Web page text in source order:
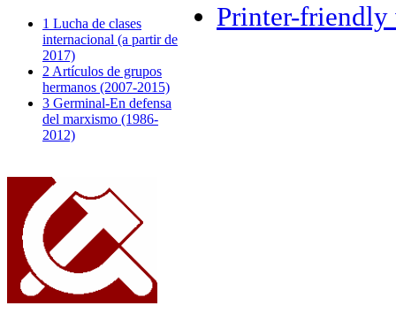
1 Lucha de clases
internacional (a partir de
2017)
2 Artículos de grupos
hermanos (2007-2015)
3 Germinal-En defensa
del marxismo (1986-
2012)
Printer-friendly